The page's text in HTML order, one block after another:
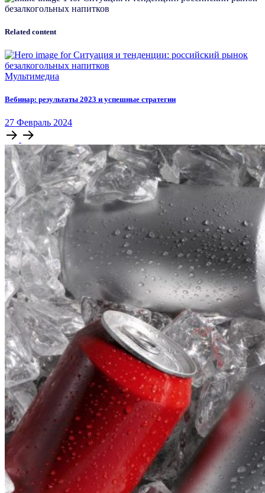
Related content
Мультимедиа
Вебинар: результаты 2023 и успешные стратегии
27 Февраль 2024